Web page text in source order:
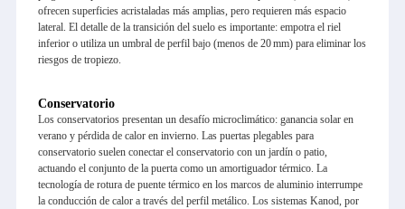
ofrecen superficies acristaladas más amplias, pero requieren más espacio
lateral. El detalle de la transición del suelo es importante: empotra el riel
inferior o utiliza un umbral de perfil bajo (menos de 20 mm) para eliminar los
riesgos de tropiezo.
Conservatorio
Los conservatorios presentan un desafío microclimático: ganancia solar en
verano y pérdida de calor en invierno. Las puertas plegables para
conservatorio suelen conectar el conservatorio con un jardín o patio,
actuando el conjunto de la puerta como un amortiguador térmico. La
tecnología de rotura de puente térmico en los marcos de aluminio interrumpe
la conducción de calor a través del perfil metálico. Los sistemas Kanod, por